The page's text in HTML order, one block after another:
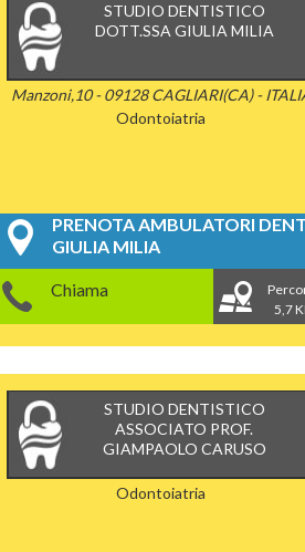
STUDIO DENTISTICO
DOTT.SSA GIULIA MILIA
Manzoni,10 - 09128 CAGLIARI(CA) -
Odontoiatria
PRENOTA AMBULATORI
GIULIA MILIA
Chiama
5,7
STUDIO DENTISTICO
ASSOCIATO PROF.
GIAMPAOLO CARUSO
Odontoiatria